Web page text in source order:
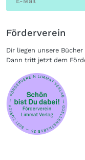
Förderverein
Dir liegen unsere Bücher
Dann tritt jetzt dem